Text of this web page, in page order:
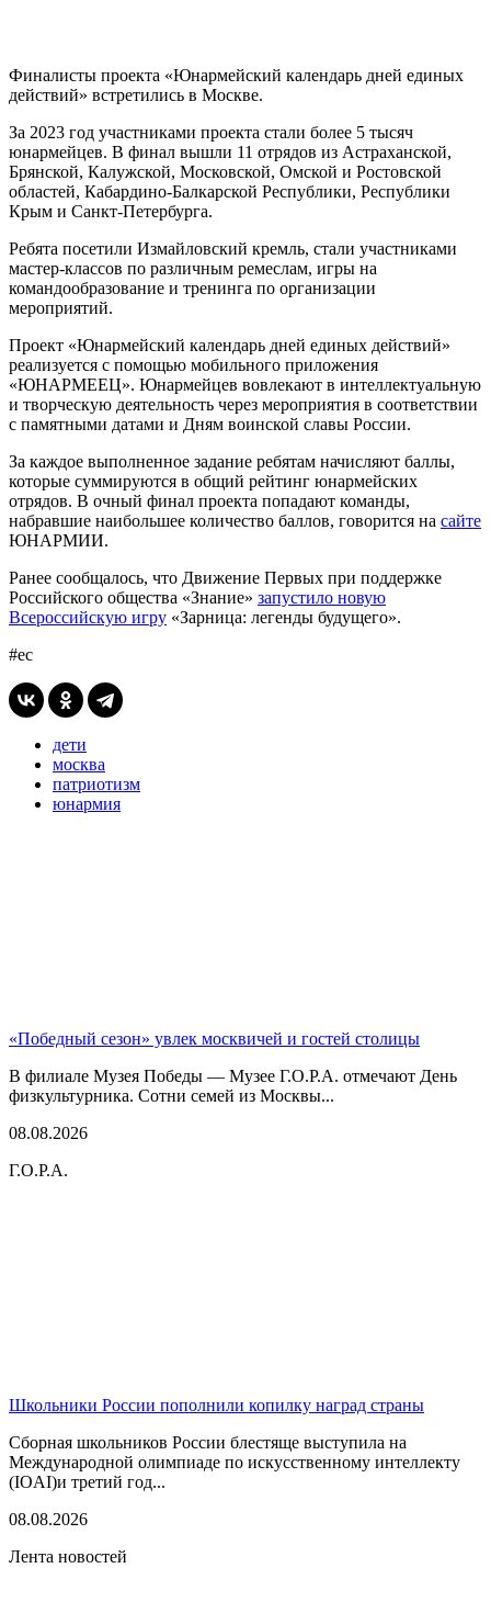
Финалисты проекта «Юнармейский календарь дней единых
действий» встретились в Москве.
За 2023 год участниками проекта стали более 5 тысяч
юнармейцев. В финал вышли 11 отрядов из Астраханской,
Брянской, Калужской, Московской, Омской и Ростовской
областей, Кабардино-Балкарской Республики, Республики
Крым и Санкт-Петербурга.
Ребята посетили Измайловский кремль, стали участниками
мастер-классов по различным ремеслам, игры на
командообразование и тренинга по организации
мероприятий.
Проект «Юнармейский календарь дней единых действий»
реализуется с помощью мобильного приложения
«ЮНАРМЕЕЦ». Юнармейцев вовлекают в интеллектуальную
и творческую деятельность через мероприятия в соответствии
с памятными датами и Дням воинской славы России.
За каждое выполненное задание ребятам начисляют баллы,
которые суммируются в общий рейтинг юнармейских
отрядов. В очный финал проекта попадают команды,
набравшие наибольшее количество баллов, говорится на сайте
ЮНАРМИИ.
Ранее сообщалось, что Движение Первых при поддержке
Российского общества «Знание» запустило новую
Всероссийскую игру «Зарница: легенды будущего».
#ес
дети
москва
патриотизм
юнармия
«Победный сезон» увлек москвичей и гостей столицы
В филиале Музея Победы — Музее Г.О.Р.А. отмечают День
физкультурника. Сотни семей из Москвы...
08.08.2026
Г.О.Р.А.
Школьники России пополнили копилку наград страны
Сборная школьников России блестяще выступила на
Международной олимпиаде по искусственному интеллекту
(IOAI)и третий год...
08.08.2026
Лента новостей